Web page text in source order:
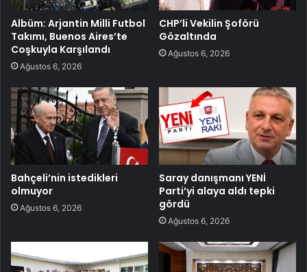
Albüm: Arjantin Milli Futbol
Takımı, Buenos Aires’te
Coşkuyla Karşılandı
Ağustos 6, 2026
CHP’li Vekilin Şoförü
Gözaltında
Ağustos 6, 2026
Bahçeli’nin istedikleri
olmuyor
Ağustos 6, 2026
Saray danışmanı YENİ
Parti’yi alaya aldı tepki
gördü
Ağustos 6, 2026